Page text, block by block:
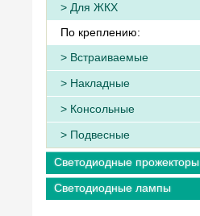
Для ЖКХ
По креплению:
Встраиваемые
Накладные
Консольные
Подвесные
Светодиодные прожекторы
Светодиодные лампы